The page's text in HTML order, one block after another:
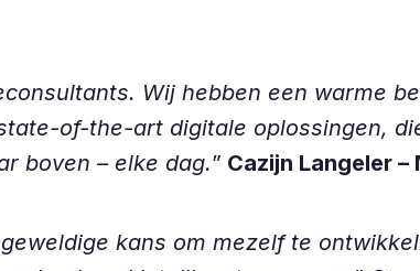
Wij hebben een warme
of-the-art digitale oplossingen,
boven – elke dag.” Cazijn Langeler
kans om mezelf te